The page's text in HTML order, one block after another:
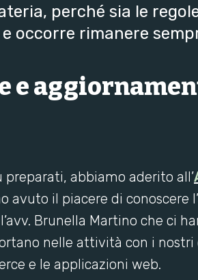
perché sia le
occorre rimanere
e
preparati, abbiamo aderito all’
avuto il piacere di conoscere
Brunella Martino che ci
nelle attività con i
e le applicazioni web.